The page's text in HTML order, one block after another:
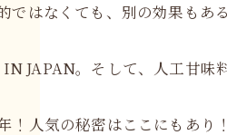
ではなくても、別の効果もあ
JAPAN。そして、人工甘味料
！人気の秘密はここにもあり